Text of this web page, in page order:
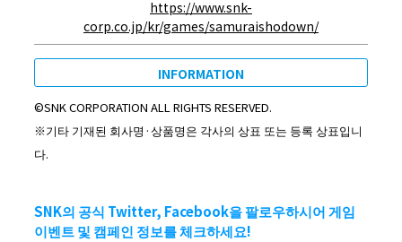
https://www.snk-
corp.co.jp/kr/games/samuraishodown/
INFORMATION
©SNK CORPORATION ALL RIGHTS RESERVED.
※기타 기재된 회사명·상품명은 각사의 상표 또는 등록 상표입니
다.
SNK의 공식 Twitter, Facebook을 팔로우하시어 게임
이벤트 및 캠페인 정보를 체크하세요!